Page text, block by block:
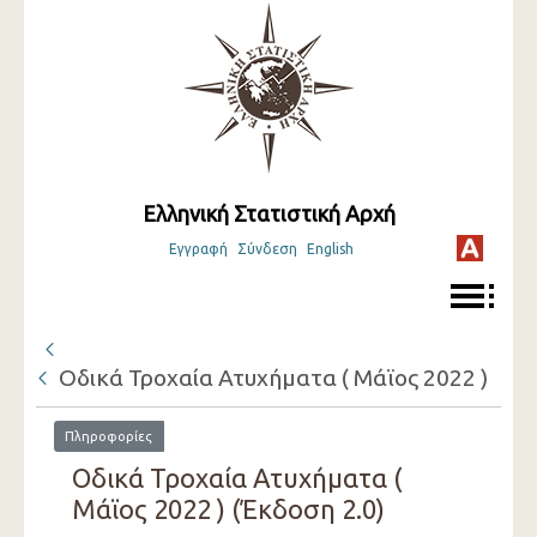
Ελληνική Στατιστική Αρχή
Εγγραφή Σύνδεση English
Οδικά Τροχαία Ατυχήματα ( Μάϊος 2022 )
Πληροφορίες
Οδικά Τροχαία Ατυχήματα (
Μάϊος 2022 ) (Έκδοση 2.0)